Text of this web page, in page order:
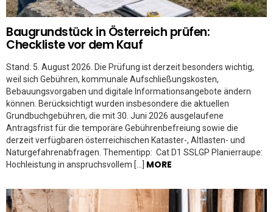
Baugrundstück in Österreich prüfen:
Checkliste vor dem Kauf
Stand: 5. August 2026. Die Prüfung ist derzeit besonders wichtig,
weil sich Gebühren, kommunale Aufschließungskosten,
Bebauungsvorgaben und digitale Informationsangebote ändern
können. Berücksichtigt wurden insbesondere die aktuellen
Grundbuchgebühren, die mit 30. Juni 2026 ausgelaufene
Antragsfrist für die temporäre Gebührenbefreiung sowie die
derzeit verfügbaren österreichischen Kataster-, Altlasten- und
Naturgefahrenabfragen. Thementipp: Cat D1 SSLGP Planierraupe:
Hochleistung in anspruchsvollem […] MORE